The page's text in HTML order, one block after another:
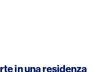
in una residenza